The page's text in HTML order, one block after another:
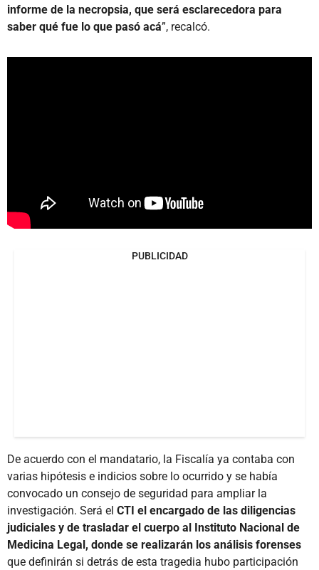
informe de la necropsia, que será esclarecedora para
saber qué fue lo que pasó acá”, recalcó.
PUBLICIDAD
De acuerdo con el mandatario, la Fiscalía ya contaba con
varias hipótesis e indicios sobre lo ocurrido y se había
convocado un consejo de seguridad para ampliar la
investigación. Será el CTI el encargado de las diligencias
judiciales y de trasladar el cuerpo al Instituto Nacional de
Medicina Legal, donde se realizarán los análisis forenses
que definirán si detrás de esta tragedia hubo participación